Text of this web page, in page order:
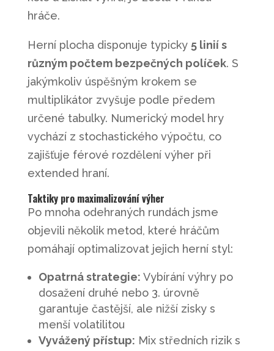
hráče.
Herní plocha disponuje typicky 5 linií s
různým počtem bezpečných políček. S
jakýmkoliv úspěšným krokem se
multiplikátor zvyšuje podle předem
určené tabulky. Numerický model hry
vychází z stochastického výpočtu, co
zajišťuje férové rozdělení výher při
extended hraní.
Taktiky pro maximalizování výher
Po mnoha odehraných rundách jsme
objevili několik metod, které hráčům
pomáhají optimalizovat jejich herní styl:
Opatrná strategie: Vybírání výhry po
dosažení druhé nebo 3. úrovně
garantuje častější, ale nižší zisky s
menší volatilitou
Vyvážený přístup: Mix středních rizik s